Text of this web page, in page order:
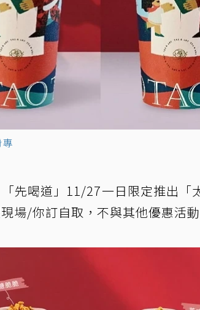
先喝道」11/27一日限定推出「
場/你訂自取，不與其他優惠活